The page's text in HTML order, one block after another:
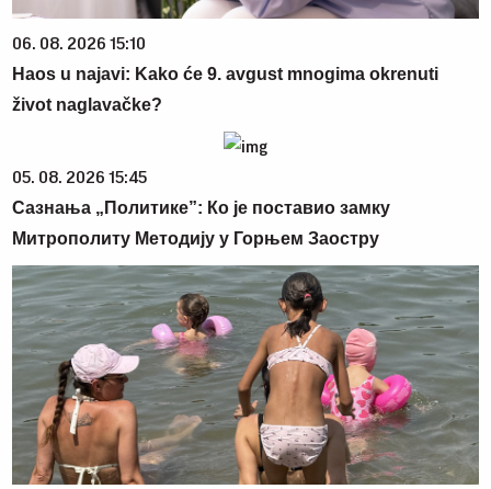
06. 08. 2026 15:10
Haos u najavi: Kako će 9. avgust mnogima okrenuti
život naglavačke?
05. 08. 2026 15:45
Сазнања „Политике”: Ко је поставио замку
Митрополиту Методију у Горњем Заостру